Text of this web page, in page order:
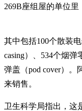
269B座组屋的单位里
其中包括100个散装
casing）、534个烟弹
弹盖（pod cover）。
来销售。
卫生科学局指出，这